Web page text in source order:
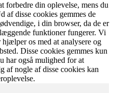
forbedre din oplevelse, mens du
af disse cookies gemmes de
i din browser, da de er
funktioner fungerer. Vi
os med at analysere og
Disse cookies gemmes kun
har også mulighed for at
af nogle af disse cookies kan